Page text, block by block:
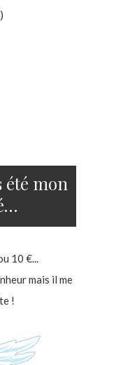
été mon
10 €...
mais il me
!